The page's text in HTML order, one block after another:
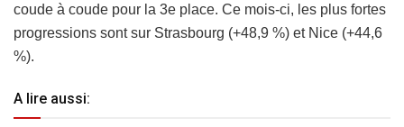
coude à coude pour la 3e place. Ce mois-ci, les plus fortes
progressions sont sur Strasbourg (+48,9 %) et Nice (+44,6
%).
A lire aussi: